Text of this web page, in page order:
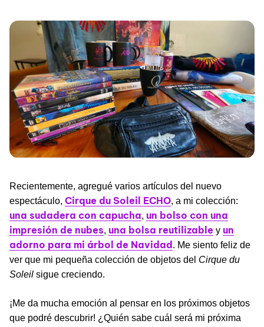
Recientemente, agregué varios artículos del nuevo
espectáculo, Cirque du Soleil ECHO, a mi colección:
una sudadera con capucha, un bolso con una
impresión de nubes, una bolsa reutilizable y un
adorno para mi árbol de Navidad . Me siento feliz de
ver que mi pequeña colección de objetos del Cirque du
Soleil sigue creciendo.
¡Me da mucha emoción al pensar en los próximos objetos
que podré descubrir! ¿Quién sabe cuál será mi próxima